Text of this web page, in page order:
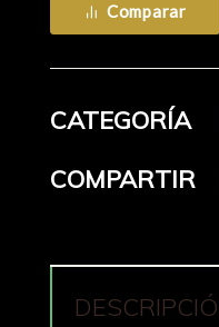
Comparar
CATEGORÍA
COMPARTIR